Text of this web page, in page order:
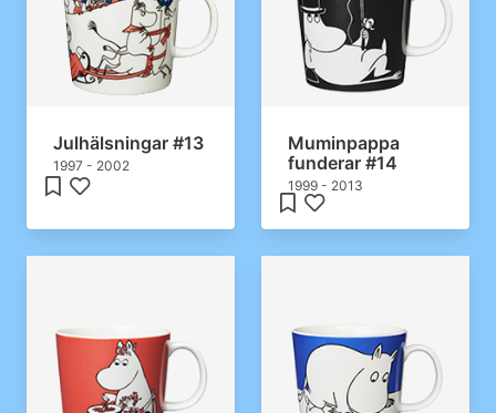
Julhälsningar #13
1997 - 2002
Muminpappa
funderar #14
1999 - 2013